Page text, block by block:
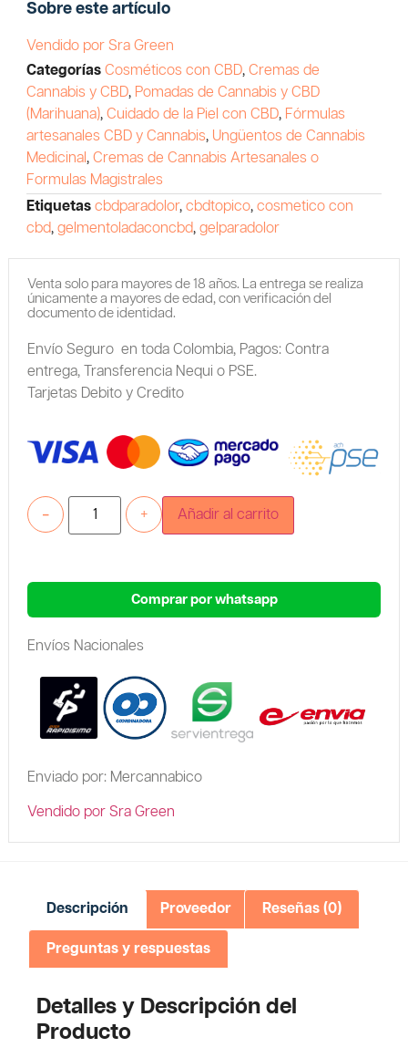
Sobre este artículo
Vendido por Sra Green
Categorías Cosméticos con CBD, Cremas de
Cannabis y CBD, Pomadas de Cannabis y CBD
(Marihuana), Cuidado de la Piel con CBD, Fórmulas
artesanales CBD y Cannabis, Ungüentos de Cannabis
Medicinal, Cremas de Cannabis Artesanales o
Formulas Magistrales
Etiquetas cbdparadolor, cbdtopico, cosmetico con
cbd, gelmentoladaconcbd, gelparadolor
Venta solo para mayores de 18 años. La entrega se realiza
únicamente a mayores de edad, con verificación del
documento de identidad.
Envío Seguro en toda Colombia, Pagos: Contra
entrega,
Transferencia Nequi o PSE.
Tarjetas Debito y Credito
+
- Añadir al carrito
Comprar por whatsapp
Envíos Nacionales
Enviado por: Mercannabico
Vendido por Sra Green
Descripción Proveedor Reseñas (0)
Preguntas y respuestas
Detalles y Descripción del
Producto